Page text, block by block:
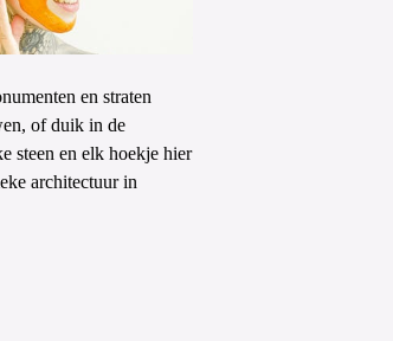
en straten
of duik in de
steen en elk hoekje hier
architectuur in